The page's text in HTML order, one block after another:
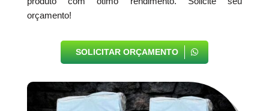
orçamento!
SOLICITAR ORÇAMENTO